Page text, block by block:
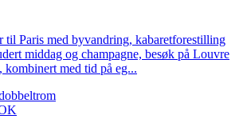
til Paris med byvandring, kabaretforestilling
middag og champagne, besøk på Louvre
kombinert med tid på eg...